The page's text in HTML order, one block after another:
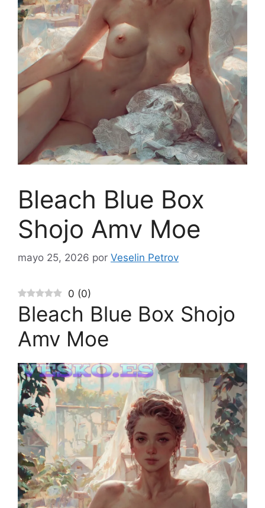
Bleach Blue Box
Shojo Amv Moe
mayo 25, 2026 por Veselin Petrov
0 (0)
Bleach Blue Box Shojo
Amv Moe